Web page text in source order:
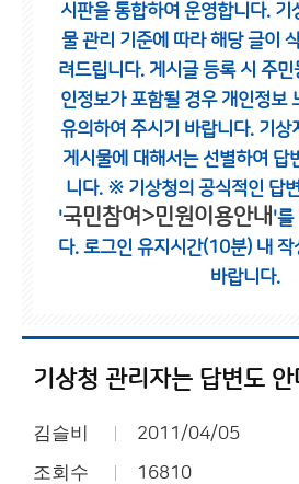
시판을 통합하여 운영합니다. 기
물 관리 기준에 따라 해당 글이
려드립니다. 게시글 등록 시 주
인정보가 포함될 경우 개인정보
유의하여 주시기 바랍니다. 기상
게시물에 대해서는 선별하여 답
니다. ※ 기상청의 공식적인 답
'국민참여>민원이용안내 '를
다. 로그인 유지시간(10분) 내 작
바랍니다.
기상청 관리자는 답변도
김슬비 2011/04/05
조회수 16810